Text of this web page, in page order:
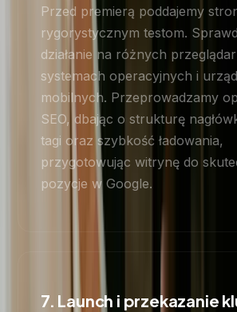
Przed premierą poddajemy
rygorystycznym testom.
działanie na różnych
systemach operacyjnych i
mobilnych. Przeprowadzamy
SEO, dbając o strukturę
tagi oraz szybkość ładowania,
przygotowując witrynę do
pozycje w Google.
7. Launch i przekazanie